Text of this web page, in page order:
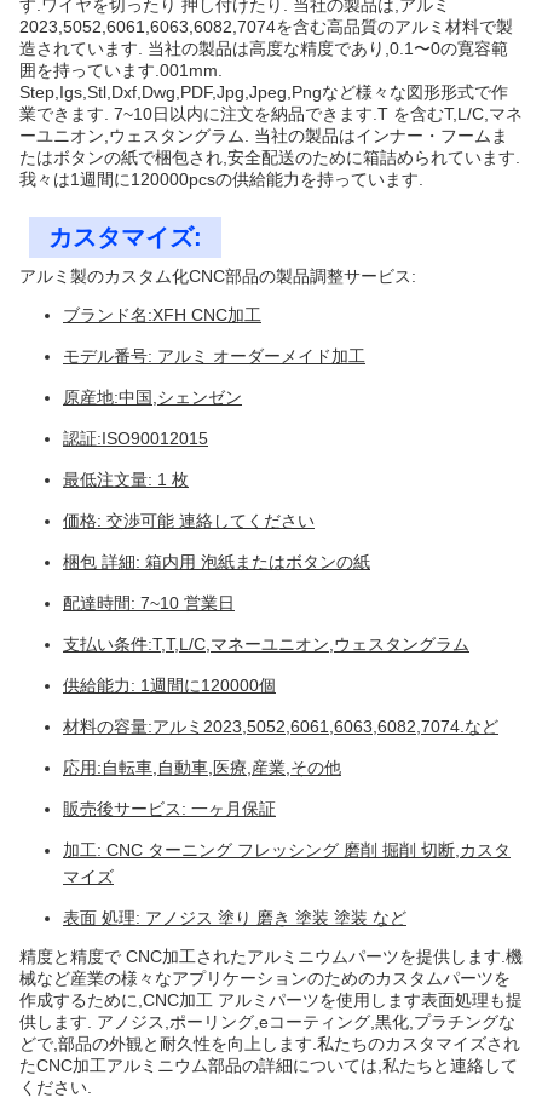
す.ワイヤを切ったり 押し付けたり. 当社の製品は,アルミ
2023,5052,6061,6063,6082,7074を含む高品質のアルミ材料で製
造されています. 当社の製品は高度な精度であり,0.1〜0の寛容範
囲を持っています.001mm.
Step,Igs,Stl,Dxf,Dwg,PDF,Jpg,Jpeg,Pngなど様々な図形形式で作
業できます. 7~10日以内に注文を納品できます.T を含むT,L/C,マネ
ーユニオン,ウェスタングラム. 当社の製品はインナー・フームま
たはボタンの紙で梱包され,安全配送のために箱詰められています.
我々は1週間に120000pcsの供給能力を持っています.
カスタマイズ:
アルミ製のカスタム化CNC部品の製品調整サービス:
ブランド名:XFH CNC加工
モデル番号: アルミ オーダーメイド加工
原産地:中国,シェンゼン
認証:ISO90012015
最低注文量: 1 枚
価格: 交渉可能 連絡してください
梱包 詳細: 箱内用 泡紙またはボタンの紙
配達時間: 7~10 営業日
支払い条件:T,T,L/C,マネーユニオン,ウェスタングラム
供給能力: 1週間に120000個
材料の容量:アルミ2023,5052,6061,6063,6082,7074.など
応用:自転車,自動車,医療,産業,その他
販売後サービス: 一ヶ月保証
加工: CNC ターニング フレッシング 磨削 掘削 切断,カスタ
マイズ
表面 処理: アノジス 塗り 磨き 塗装 塗装 など
精度と精度で CNC加工されたアルミニウムパーツを提供します.機
械など産業の様々なアプリケーションのためのカスタムパーツを
作成するために,CNC加工 アルミパーツを使用します表面処理も提
供します. アノジス,ポーリング,eコーティング,黒化,プラチングな
どで,部品の外観と耐久性を向上します.私たちのカスタマイズされ
たCNC加工アルミニウム部品の詳細については,私たちと連絡して
ください.